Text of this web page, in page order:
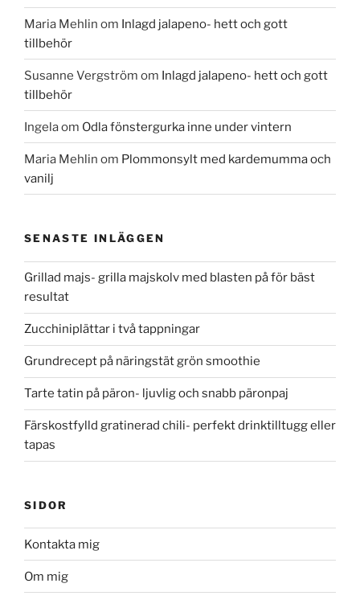
Maria Mehlin om Inlagd jalapeno- hett och gott
tillbehör
Susanne Vergström om Inlagd jalapeno- hett och gott
tillbehör
Ingelaom Odla fönstergurka inne under vintern
Maria Mehlin om Plommonsylt med kardemumma och
vanilj
SENASTE INLÄGGEN
Grillad majs- grilla majskolv med blasten på för bäst
resultat
Zucchiniplättar i två tappningar
Grundrecept på näringstät grön smoothie
Tarte tatin på päron- ljuvlig och snabb päronpaj
Färskostfylld gratinerad chili- perfekt drinktilltugg eller
tapas
SIDOR
Kontakta mig
Om mig